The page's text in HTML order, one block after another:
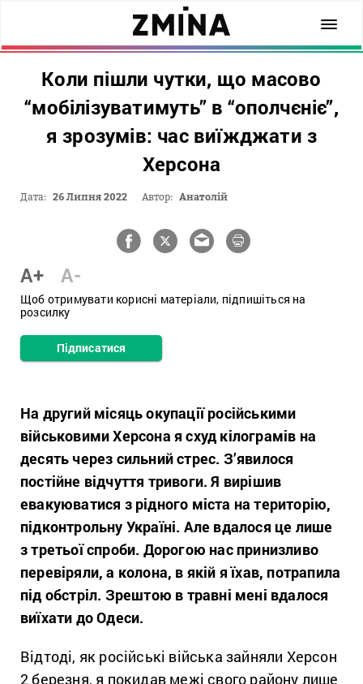
Коли пішли чутки, що масово
“мобілізуватимуть” в “ополчєніє”,
я зрозумів: час виїжджати з
Херсона
Дата: 26 Липня 2022 Автор: Анатолій
A+ A-
Щоб отримувати корисні матеріали, підпишіться на
розсилку
Підписатися
На другий місяць окупації російськими
військовими Херсона я схуд кілограмів на
десять через сильний стрес. З’явилося
постійне відчуття тривоги. Я вирішив
евакуюватися з рідного міста на територію,
підконтрольну Україні. Але вдалося це лише
з третьої спроби. Дорогою нас принизливо
перевіряли, а колона, в якій я їхав, потрапила
під обстріл. Зрештою в травні мені вдалося
виїхати до Одеси.
Відтоді, як російські війська зайняли Херсон
2 березня, я покидав межі свого району лише